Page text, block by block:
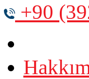
+90